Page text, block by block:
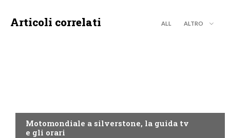
Articoli correlati ALL ALTRO
Motomondiale a silverstone, la guida tv
e gli orari